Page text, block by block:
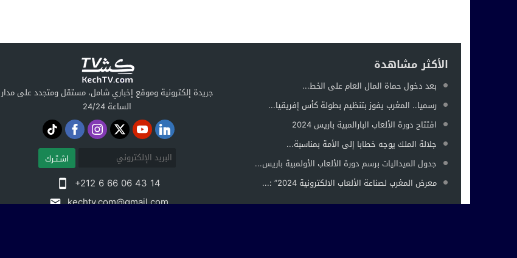
الأكثر مشاهدة
بعد دخول حماة المال العام على الخط...
رسميا.. المغرب يفوز بتنظيم بطولة كأس إفريقيا...
افتتاح دورة الألعاب البارالمبية باريس 2024
جلالة الملك يوجه خطابا إلى الأمة بمناسبة...
جدول الميداليات برسم دورة الألعاب الأولمبية باريس...
معرض المغرب لصناعة الألعاب الالكترونية 2024” :...
جريدة إلكترونية وموقع إخباري شامل، مستقل ومتجدد على مدار
الساعة 24/24
اشـتـرك
+212 6 66 06 43 14
kechtv.com@gmail.com